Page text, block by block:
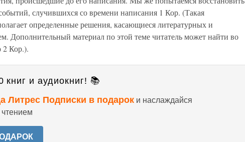
случившихся со времени написания 1 Кор. (Такая
определенные решения, касающиеся литературных и
Дополнительный материал по этой теме читатель может найти во
2 Кор.).
книг и аудиокниг! 📚
Литрес Подписки в подарок и наслаждайся